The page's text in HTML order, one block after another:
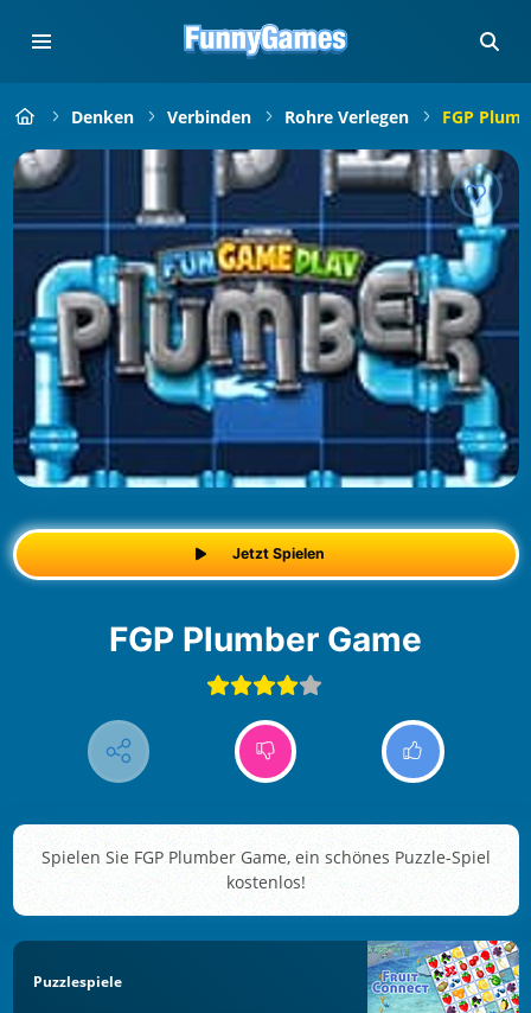
Denken Verbinden Rohre Verlegen FGP
Jetzt Spielen
FGP Plumber Game
Spielen Sie FGP Plumber Game, ein schönes Puzzle-Spiel
kostenlos!
Puzzlespiele